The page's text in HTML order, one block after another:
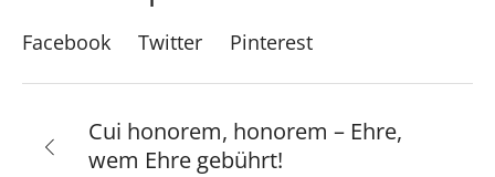
Facebook Twitter Pinterest
Cui honorem, honorem – Ehre,
wem Ehre gebührt!